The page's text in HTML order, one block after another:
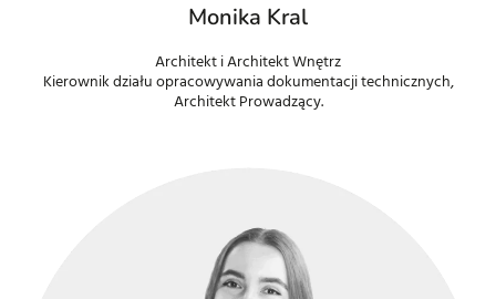
Monika Kral
Architekt i Architekt Wnętrz
Kierownik działu opracowywania dokumentacji technicznych,
Architekt Prowadzący.